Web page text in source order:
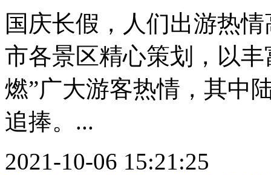
国庆长假，人们出游热
市各景区精心策划，以
燃”广大游客热情，其中
追捧。...
2021-10-06 15:21:25